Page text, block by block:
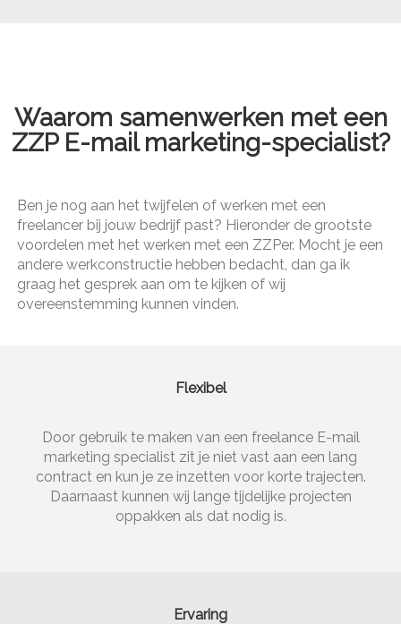
Waarom samenwerken met een
ZZP E-mail marketing-specialist?
Ben je nog aan het twijfelen of werken met een
freelancer bij jouw bedrijf past? Hieronder de grootste
voordelen met het werken met een ZZPer. Mocht je een
andere werkconstructie hebben bedacht, dan ga ik
graag het gesprek aan om te kijken of wij
overeenstemming kunnen vinden.
Flexibel
Door gebruik te maken van een freelance E-mail
marketing specialist zit je niet vast aan een lang
contract en kun je ze inzetten voor korte trajecten.
Daarnaast kunnen wij lange tijdelijke projecten
oppakken als dat nodig is.
Ervaring